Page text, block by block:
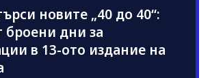
новите „40 до 40“:
броени дни за
в 13-ото издание на